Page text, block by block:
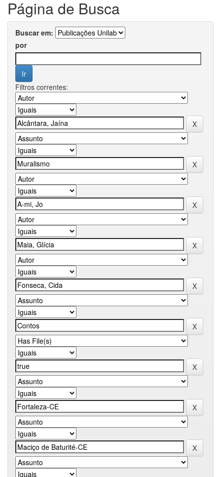
Página de Busca
Buscar em:
por
Filtros correntes: